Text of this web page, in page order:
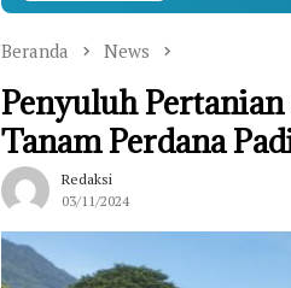
Beranda News
Penyuluh
Tanam Perdana
Redaksi
03/11/2024